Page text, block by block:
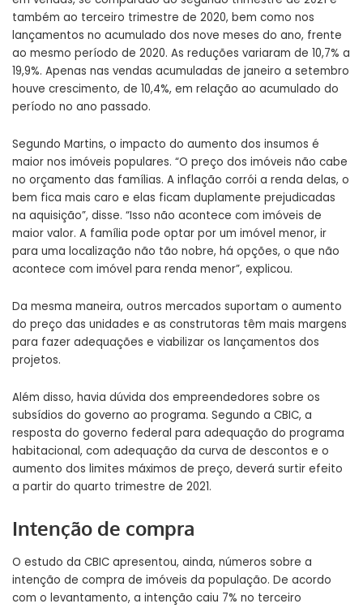
também ao terceiro trimestre de 2020, bem como nos
lançamentos no acumulado dos nove meses do ano, frente
ao mesmo período de 2020. As reduções variaram de 10,7% a
19,9%. Apenas nas vendas acumuladas de janeiro a setembro
houve crescimento, de 10,4%, em relação ao acumulado do
período no ano passado.
Segundo Martins, o impacto do aumento dos insumos é
maior nos imóveis populares. “O preço dos imóveis não cabe
no orçamento das famílias. A inflação corrói a renda delas, o
bem fica mais caro e elas ficam duplamente prejudicadas
na aquisição”, disse. “Isso não acontece com imóveis de
maior valor. A família pode optar por um imóvel menor, ir
para uma localização não tão nobre, há opções, o que não
acontece com imóvel para renda menor”, explicou.
Da mesma maneira, outros mercados suportam o aumento
do preço das unidades e as construtoras têm mais margens
para fazer adequações e viabilizar os lançamentos dos
projetos.
Além disso, havia dúvida dos empreendedores sobre os
subsídios do governo ao programa. Segundo a CBIC, a
resposta do governo federal para adequação do programa
habitacional, com adequação da curva de descontos e o
aumento dos limites máximos de preço, deverá surtir efeito
a partir do quarto trimestre de 2021.
Intenção de compra
O estudo da CBIC apresentou, ainda, números sobre a
intenção de compra de imóveis da população. De acordo
com o levantamento, a intenção caiu 7% no terceiro